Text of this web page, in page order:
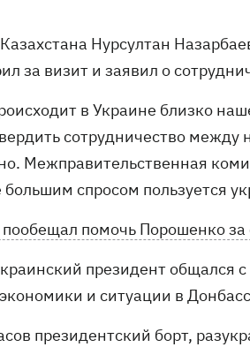
Нурсултан
за визит и заявил о
в Украине близко
сотрудничество между
Межправительственная
большим спросом пользуется
помочь Порошенко за
президент общался
и ситуации в
президентский борт,